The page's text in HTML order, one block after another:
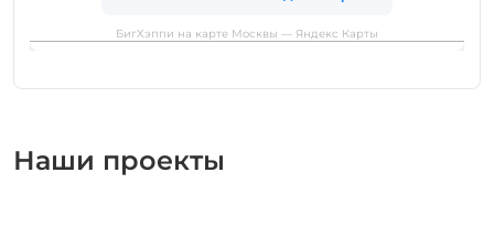
БигХэппи на карте Москвы — Яндекс Карты
Наши проекты